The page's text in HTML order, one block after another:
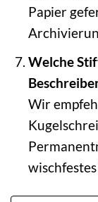
Papier
Welche
Wir